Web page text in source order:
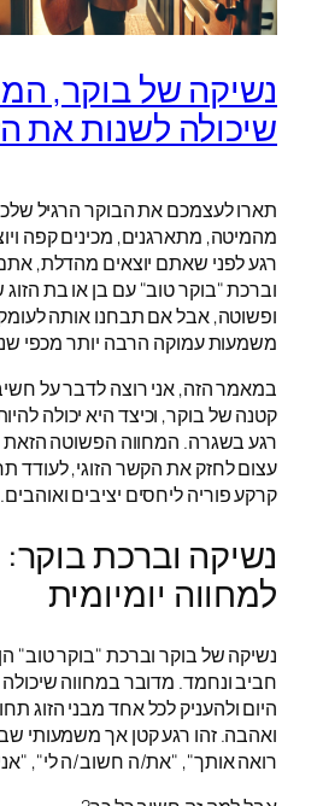
נשיקה של בוקר,
שיכולה לשנות את
תארו לעצמכם את הבוקר הרגיל
מהמיטה, מתארגנים, מכינים קפה
רגע לפני שאתם יוצאים מהדלת,
וברכת "בוקר טוב" עם בן או בת
ופשוטה, אבל אם תבחנו אותה
משמעות עמוקה הרבה יותר מכפי
במאמר הזה, אני רוצה לדבר על
קטנה של בוקר, וכיצד היא יכולה
רגע בשגרה. המחווה הפשוטה הזאת
עצום לחזק את הקשר הזוגי, לעודד
קרקע פוריה ליחסים יציבים ואוהבים.
נשיקה וברכת
למחווה יומיומית
נשיקה של בוקר וברכת "בוקר טוב"
חביב ונחמד. מדובר במחווה
היום ולהעניק לכל אחד מבני הזוג
ואהבה. זהו רגע קטן אך משמעותי
רואה אותך", "את/ה חשוב/ה לי",